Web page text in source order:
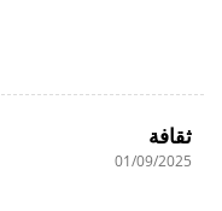
ثقافة
01/09/2025